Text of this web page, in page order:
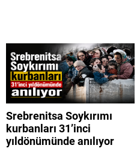
Srebrenitsa Soykırımı
kurbanları 31’inci
yıldönümünde anılıyor